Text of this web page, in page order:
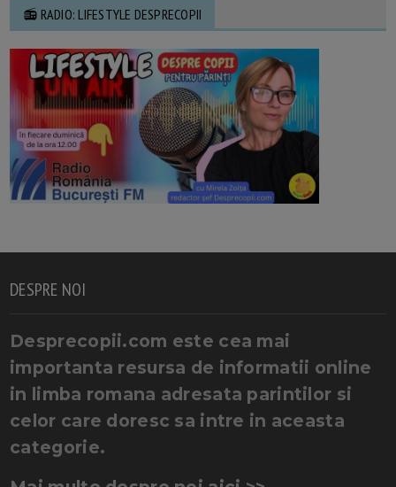
📻 RADIO: LIFESTYLE DESPRECOPII
DESPRE NOI
Desprecopii.com este cea mai
importanta resursa de informatii online
in limba romana adresata parintilor si
celor care doresc sa intre in aceasta
categorie.